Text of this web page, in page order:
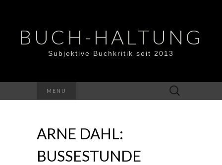
BUCH-HALTUNG
Subjektive Buchkritik seit 2013
MENU
Suchen
nach:
ARNE DAHL:
BUSSESTUNDE